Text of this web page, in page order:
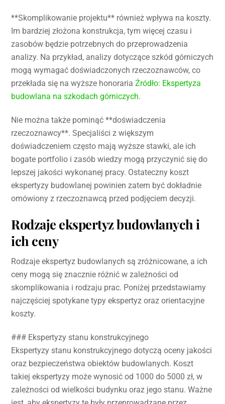
**Skomplikowanie projektu** również wpływa na koszty.
Im bardziej złożona konstrukcja, tym więcej czasu i
zasobów będzie potrzebnych do przeprowadzenia
analizy. Na przykład, analizy dotyczące szkód górniczych
mogą wymagać doświadczonych rzeczoznawców, co
przekłada się na wyższe honorariaŹródło: Ekspertyza
budowlana na szkodach górniczych.
Nie można także pominąć **doświadczenia
rzeczoznawcy**. Specjaliści z większym
doświadczeniem często mają wyższe stawki, ale ich
bogate portfolio i zasób wiedzy mogą przyczynić się do
lepszej jakości wykonanej pracy. Ostateczny koszt
ekspertyzy budowlanej powinien zatem być dokładnie
omówiony z rzeczoznawcą przed podjęciem decyzji.
Rodzaje ekspertyz budowlanych i
ich ceny
Rodzaje ekspertyz budowlanych są zróżnicowane, a ich
ceny mogą się znacznie różnić w zależności od
skomplikowania i rodzaju prac. Poniżej przedstawiamy
najczęściej spotykane typy ekspertyz oraz orientacyjne
koszty.
### Ekspertyzy stanu konstrukcyjnego
Ekspertyzy stanu konstrukcyjnego dotyczą oceny jakości
oraz bezpieczeństwa obiektów budowlanych. Koszt
takiej ekspertyzy może wynosić od 1000 do 5000 zł, w
zależności od wielkości budynku oraz jego stanu. Ważne